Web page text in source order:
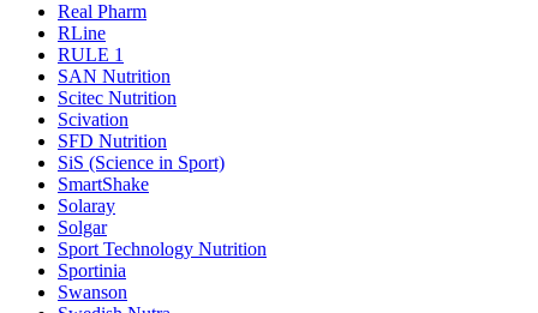
Real Pharm
RLine
RULE 1
SAN Nutrition
Scitec Nutrition
Scivation
SFD Nutrition
SiS (Science in Sport)
SmartShake
Solaray
Solgar
Sport Technology Nutrition
Sportinia
Swanson